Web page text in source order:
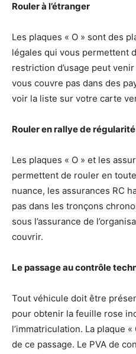
Rouler à l’étranger
Les plaques « O » sont des
légales qui vous permettent
restriction d’usage peut
vous couvre pas dans des
voir la liste sur votre carte
Rouler en rallye de régularité
Les plaques « O » et les
permettent de rouler en
nuance, les assurances RC
pas dans les tronçons
sous l’assurance de
couvrir.
Le passage au contrôle
Tout véhicule doit être
pour obtenir la feuille rose
l’immatriculation. La plaque
de ce passage. Le PVA de